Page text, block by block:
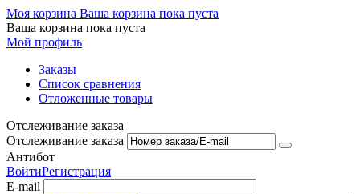
Моя корзина Ваша корзина пока пуста
Ваша корзина пока пуста
Мой профиль
Заказы
Список сравнения
Отложенные товары
Отслеживание заказа
Отслеживание заказа
Антибот
ВойтиРегистрация
E-mail